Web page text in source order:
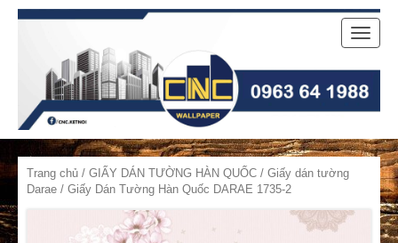
Toggle
Trang chủ / GIẤY DÁN TƯỜNG HÀN QUỐC / Giấy dán tường
Darae / Giấy Dán Tường Hàn Quốc DARAE 1735-2